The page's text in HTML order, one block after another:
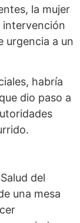
la mujer
intervención
urgencia a un
habría
dio paso a
del
una mesa